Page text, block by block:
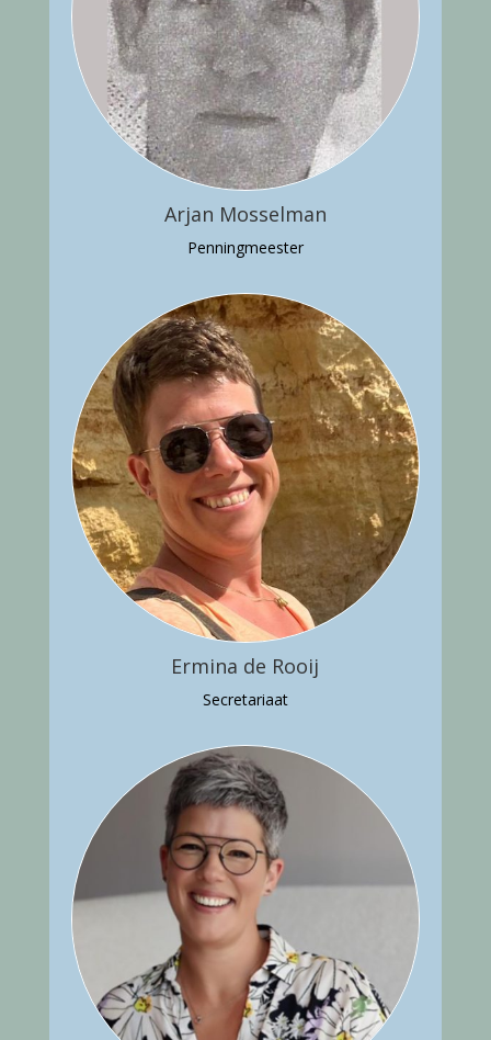
Arjan Mosselman
Penningmeester
Ermina de Rooij
Secretariaat